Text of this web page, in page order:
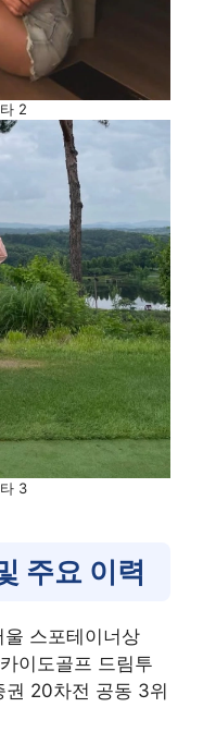
2
3
주요 이력
스포테이너상
이도골프 드림투
20차전 공동 3위